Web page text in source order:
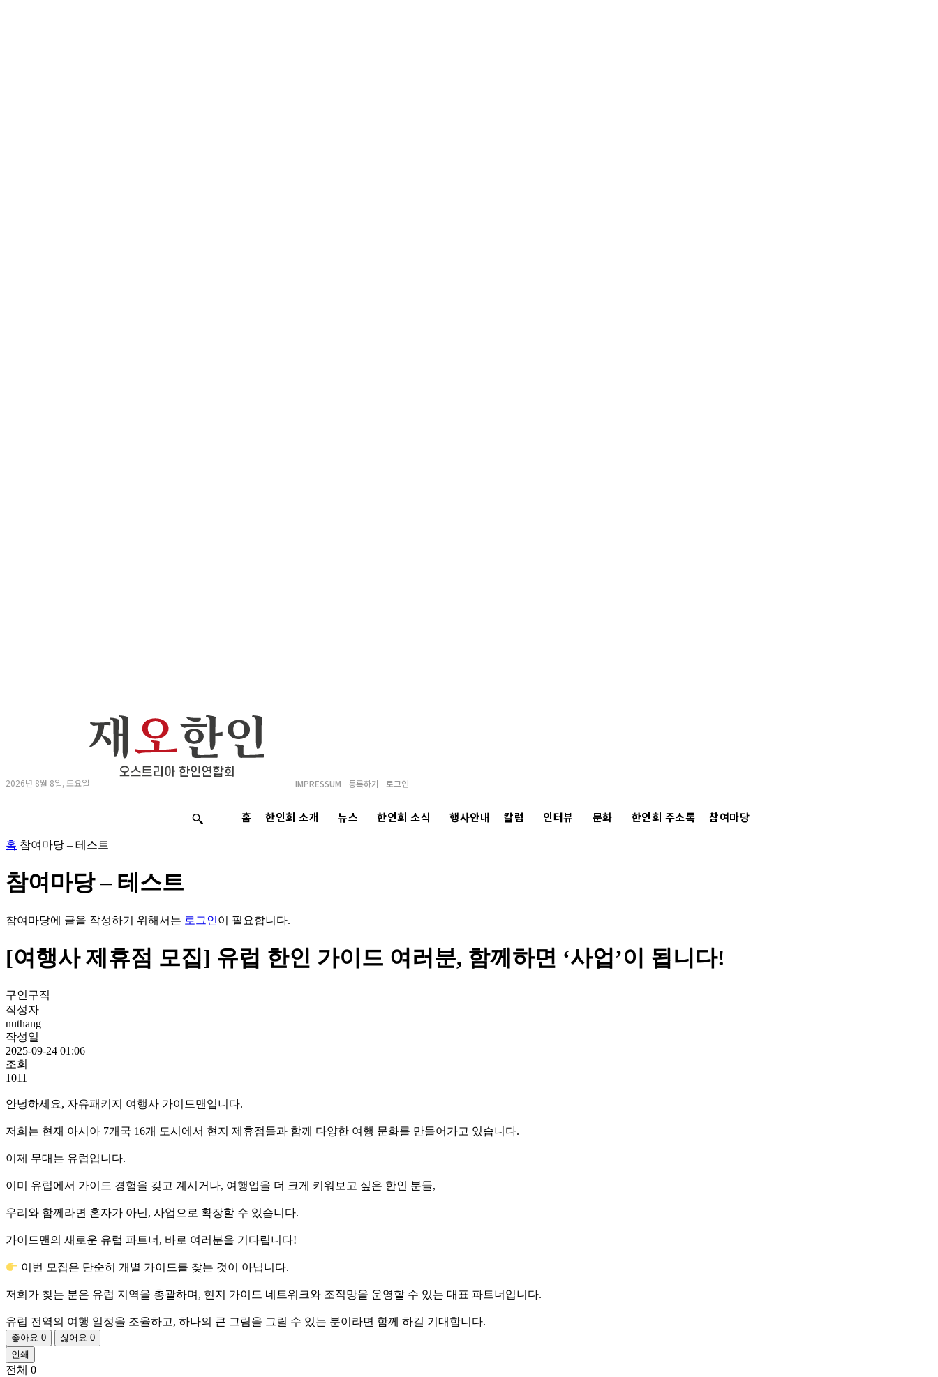
2026년 8월 8일, 토요일 IMPRESSUM 등록하기 로그인
홈 한인회 소개 뉴스 한인회 소식 행사안내 칼럼 인터뷰 문화 한인회 주소록 참여마당
홈 참여마당 – 테스트
참여마당 – 테스트
참여마당에 글을 작성하기 위해서는 로그인이 필요합니다.
[여행사 제휴점 모집] 유럽 한인 가이드 여러분, 함께하면 ‘사업’이 됩니다!
구인구직
작성자
nuthang
작성일
2025-09-24 01:06
조회
1011
안녕하세요, 자유패키지 여행사 가이드맨입니다.
저희는 현재 아시아 7개국 16개 도시에서 현지 제휴점들과 함께 다양한 여행 문화를 만들어가고 있습니다.
이제 무대는 유럽입니다.
이미 유럽에서 가이드 경험을 갖고 계시거나, 여행업을 더 크게 키워보고 싶은 한인 분들,
우리와 함께라면 혼자가 아닌, 사업으로 확장할 수 있습니다.
가이드맨의 새로운 유럽 파트너, 바로 여러분을 기다립니다!
이번 모집은 단순히 개별 가이드를 찾는 것이 아닙니다.
저희가 찾는 분은 유럽 지역을 총괄하며, 현지 가이드 네트워크와 조직망을 운영할 수 있는 대표 파트너입니다.
유럽 전역의 여행 일정을 조율하고, 하나의 큰 그림을 그릴 수 있는 분이라면 함께 하길 기대합니다.
좋아요 0 싫어요 0
인쇄
전체 0